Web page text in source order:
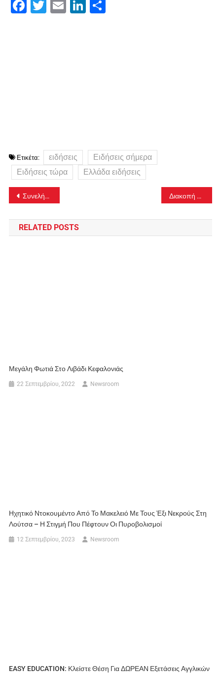
Facebook
Twitter Email LinkedIn
Ετικέτα: ειδήσεις
Ειδήσεις σήμερα
Ειδήσεις τώρα
Ελλάδα ειδήσεις
Πλοήγηση
άρθρων
Συνελήφθη οδηγός ταξί που ζήτησε 310 ευρώ για διαδρομή από το Αεροδρόμιο στο Σύνταγμα Διακοπή κυκλοφορίας στη λεωφόρο Αχαρνών λόγω σύγκρουσης λεωφορείου με ΙΧ
RELATED POSTS
Μεγάλη Φωτιά Στο Λιβάδι Κεφαλονιάς
22 Σεπτεμβρίου, 2022 Newsroom
Ηχητικό Ντοκουμέντο Από Το Μακελειό Με Τους Έξι Νεκρούς Στη
Λούτσα – Η Στιγμή Που Πέφτουν Οι Πυροβολισμοί
12 Σεπτεμβρίου, 2023 Newsroom
EASY EDUCATION: Κλείστε Θέση Για ΔΩΡΕΑΝ Εξετάσεις Αγγλικών